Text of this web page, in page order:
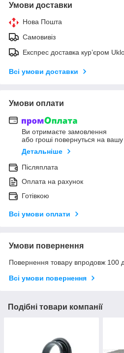
Умови доставки
Нова Пошта
Самовивіз
Експрес доставка кур’єром
Всі умови доставки
Умови оплати
Ви отримаєте замовлення
або гроші повернуться на вашу
Детальніше
Післяплата
Оплата на рахунок
Готівкою
Всі умови оплати
Умови повернення
Повернення товару впродовж 100
Всі умови повернення
Подібні товари компанії